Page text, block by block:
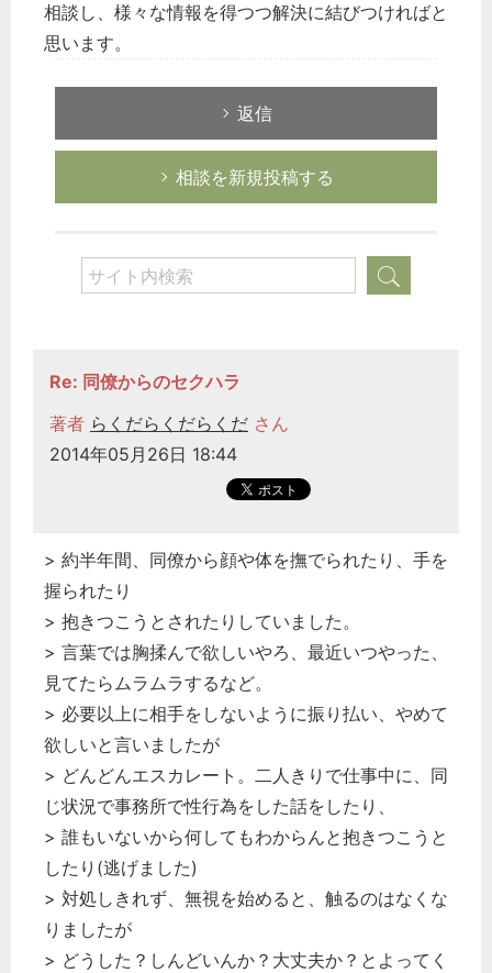
相談し、様々な情報を得つつ解決に結びつければと
思います。
返信
相談を新規投稿する
Re: 同僚からのセクハラ
著者 らくだらくだらくだ さん
2014年05月26日 18:44
> 約半年間、同僚から顔や体を撫でられたり、手を
握られたり
> 抱きつこうとされたりしていました。
> 言葉では胸揉んで欲しいやろ、最近いつやった、
見てたらムラムラするなど。
> 必要以上に相手をしないように振り払い、やめて
欲しいと言いましたが
> どんどんエスカレート。二人きりで仕事中に、同
じ状況で事務所で性行為をした話をしたり、
> 誰もいないから何してもわからんと抱きつこうと
したり(逃げました)
> 対処しきれず、無視を始めると、触るのはなくな
りましたが
> どうした？しんどいんか？大丈夫か？とよってく